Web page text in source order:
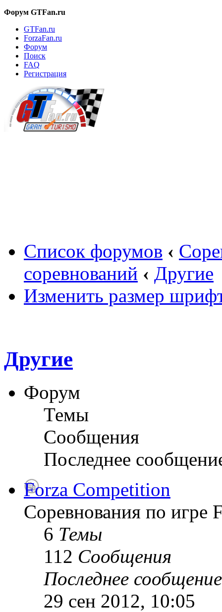
Форум GTFan.ru
GTFan.ru
ForzaFan.ru
Форум
Поиск
FAQ
Регистрация
Список форумов ‹
соревнований ‹ Другие
Изменить размер
Другие
Форум
Темы
Сообщения
Последнее
Forza Competition
Соревнования по игре
6 Темы
112 Сообщения
Последнее сообщение
29 сен 2012, 10:05